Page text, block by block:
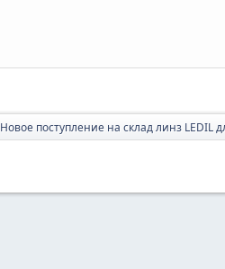
Новое поступление на склад линз LEDIL